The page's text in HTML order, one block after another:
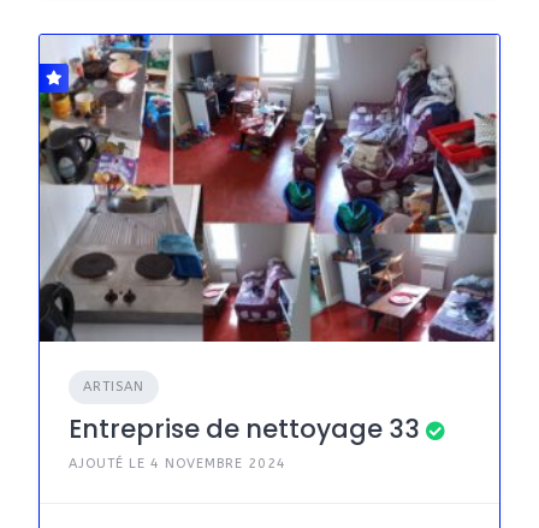
ARTISAN
Entreprise de nettoyage 33
AJOUTÉ LE 4 NOVEMBRE 2024